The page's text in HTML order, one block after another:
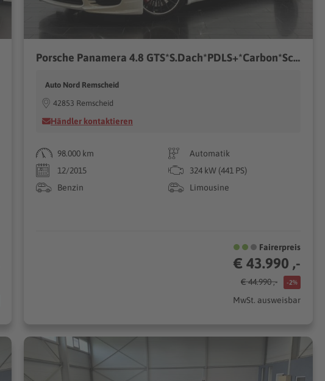
Porsche Panamera 4.8 GTS*S.Dach*PDLS+*Carbon*Scheckheft*
Auto Nord Remscheid
42853 Remscheid
Händler kontaktieren
98.000 km
Automatik
12/2015
324 kW (441 PS)
Benzin
Limousine
Fairerpreis
€ 43.990 ,-
€ 44.990 ,- -2%
MwSt. ausweisbar